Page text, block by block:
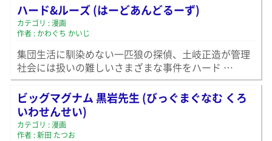
ハード&ルーズ (はーどあんどるーず)
カテゴリ : 漫画
作者 : かわぐち かいじ
集団生活に馴染めない一匹狼の探偵、土岐正造が管理
社会には扱いの難しいさまざまな事件をハード …
ビッグマグナム 黒岩先生 (びっぐまぐなむ くろ
いわせんせい)
カテゴリ : 漫画
作者 : 新田 たつお